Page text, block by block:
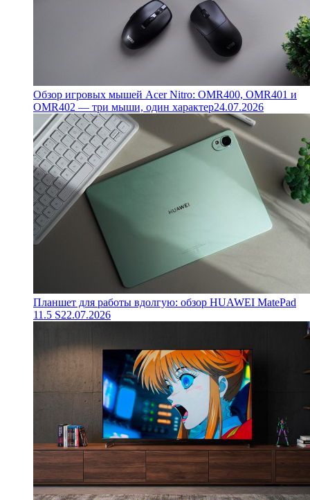
Обзор игровых мышей Acer Nitro: OMR400, OMR401 и
OMR402 — три мыши, один характер24.07.2026
Планшет для работы вдолгую: обзор HUAWEI MatePad
11.5 S22.07.2026